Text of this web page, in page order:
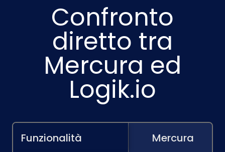
Confronto
diretto tra
Mercura ed
Logik.io
Funzionalità Mercura